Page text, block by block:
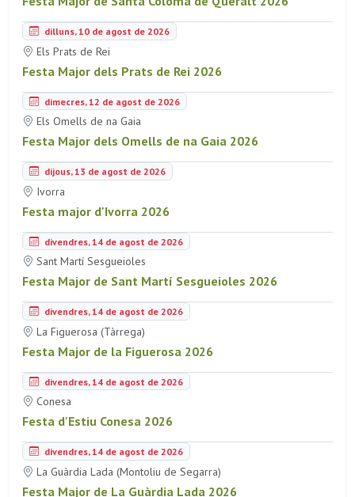
dilluns, 10 de agost de 2026
Els Prats de Rei
Festa Major dels Prats de Rei 2026
dimecres, 12 de agost de 2026
Els Omells de na Gaia
Festa Major dels Omells de na Gaia 2026
dijous, 13 de agost de 2026
Ivorra
Festa major d'Ivorra 2026
divendres, 14 de agost de 2026
Sant Martí Sesgueioles
Festa Major de Sant Martí Sesgueioles 2026
divendres, 14 de agost de 2026
La Figuerosa (Tàrrega)
Festa Major de la Figuerosa 2026
divendres, 14 de agost de 2026
Conesa
Festa d'Estiu Conesa 2026
divendres, 14 de agost de 2026
La Guàrdia Lada (Montoliu de Segarra)
Festa Major de La Guàrdia Lada 2026